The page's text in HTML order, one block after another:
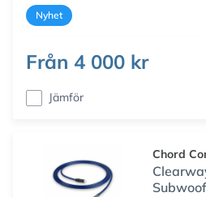
Nyhet
Från 4 000 kr
Jämför
Chord